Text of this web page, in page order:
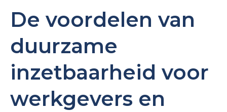
De voordelen van
duurzame
inzetbaarheid voor
werkgevers en